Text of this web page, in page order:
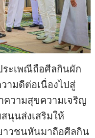
ระเพณีถือศีลกินผัก
ามดีต่อเนื่องไปสู่
วามสุขความเจริญ
นุนส่งเสริมให้
าวชนหันมาถือศีลกิน